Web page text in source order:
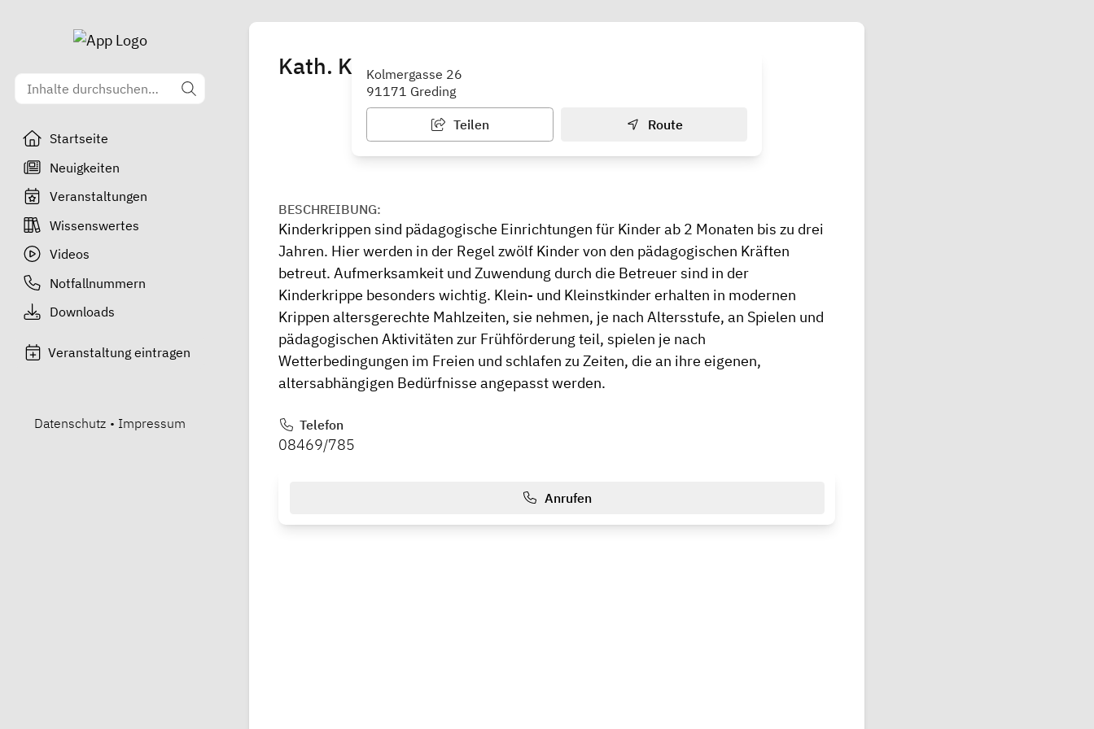
Startseite
Neuigkeiten
Veranstaltungen
Wissenswertes
Videos
Notfallnummern
Downloads
Veranstaltung eintragen
Datenschutz • Impressum
Kath. Kinderkrippe Hl. Familie
Kolmergasse 26
91171 Greding
Teilen Route
BESCHREIBUNG:
Kinderkrippen sind pädagogische Einrichtungen für Kinder ab 2 Monaten bis zu drei
Jahren. Hier werden in der Regel zwölf Kinder von den pädagogischen Kräften
betreut. Aufmerksamkeit und Zuwendung durch die Betreuer sind in der
Kinderkrippe besonders wichtig. Klein- und Kleinstkinder erhalten in modernen
Krippen altersgerechte Mahlzeiten, sie nehmen, je nach Altersstufe, an Spielen und
pädagogischen Aktivitäten zur Frühförderung teil, spielen je nach
Wetterbedingungen im Freien und schlafen zu Zeiten, die an ihre eigenen,
altersabhängigen Bedürfnisse angepasst werden.
Telefon
08469/785
Anrufen